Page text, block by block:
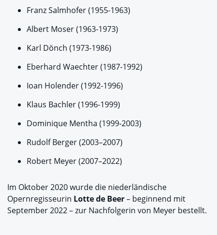
Franz Salmhofer (1955-1963)
Albert Moser (1963-1973)
Karl Dönch (1973-1986)
Eberhard Waechter (1987-1992)
Ioan Holender (1992-1996)
Klaus Bachler (1996-1999)
Dominique Mentha (1999-2003)
Rudolf Berger (2003–2007)
Robert Meyer (2007–2022)
Im Oktober 2020 wurde die niederländische
Opernregisseurin Lotte de Beer– beginnend mit
September 2022 – zur Nachfolgerin von Meyer bestellt.